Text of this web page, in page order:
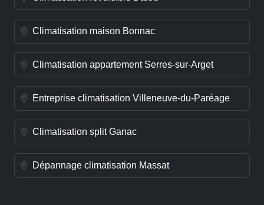
Climatisation maison Bonnac
Climatisation appartement Serres-sur-Arget
Entreprise climatisation Villeneuve-du-Paréage
Climatisation split Ganac
Dépannage climatisation Massat